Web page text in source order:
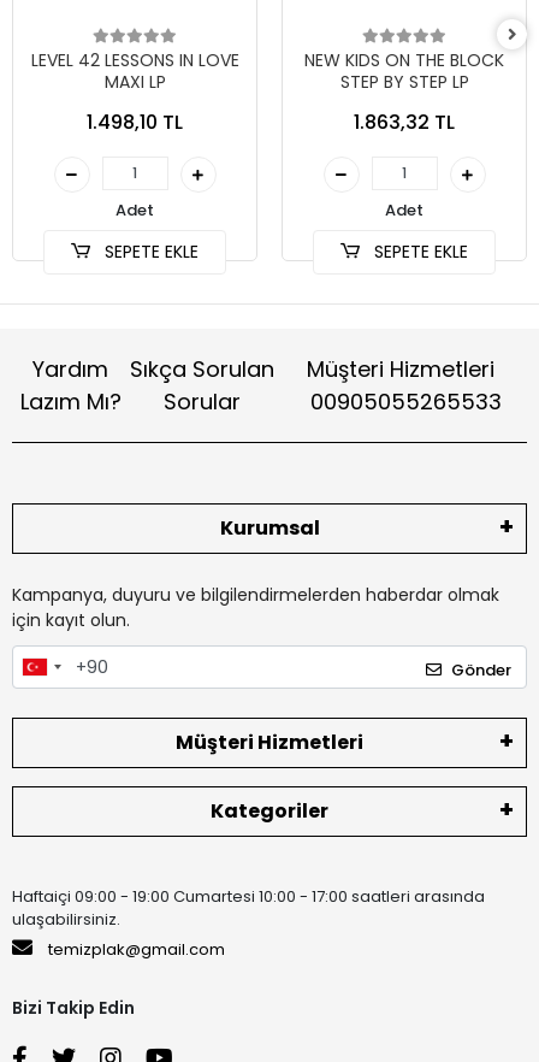
LEVEL 42 LESSONS IN LOVE
MAXI LP
1.498,10 TL
Adet
SEPETE EKLE
NEW KIDS ON THE BLOCK
STEP BY STEP LP
1.863,32 TL
Adet
SEPETE EKLE
Yardım
Lazım Mı?
Sıkça Sorulan
Sorular
Müşteri Hizmetleri
00905055265533
Kurumsal
Kampanya, duyuru ve bilgilendirmelerden haberdar olmak
için kayıt olun.
Gönder
Müşteri Hizmetleri
Kategoriler
Haftaiçi 09:00 - 19:00 Cumartesi 10:00 - 17:00 saatleri arasında
ulaşabilirsiniz.
temizplak@gmail.com
Bizi Takip Edin